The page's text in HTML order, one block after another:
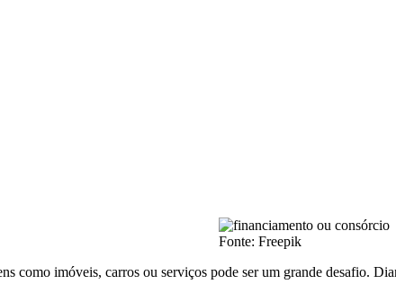
Fonte: Freepik
como imóveis, carros ou serviços pode ser um grande desafio.